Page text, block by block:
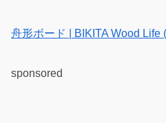
舟形ボード | BIKITA Wood Life
sponsored